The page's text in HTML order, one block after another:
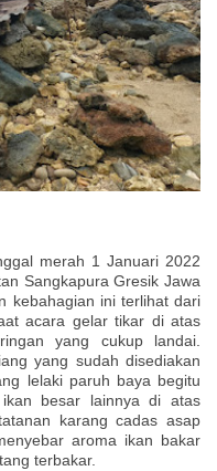
merah 1 Januari 2022
Sangkapura Gresik Jawa
kebahagian ini terlihat dari
acara gelar tikar di atas
yang cukup landai.
yang sudah disediakan
lelaki paruh baya begitu
besar lainnya di atas
karang cadas asap
aroma ikan bakar
terbakar.